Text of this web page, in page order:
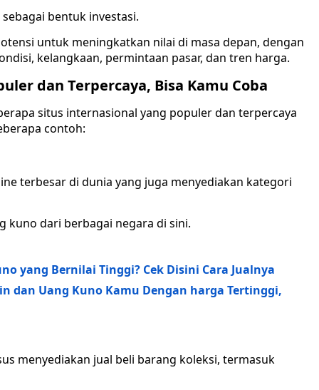
bentuk investasi.
untuk meningkatkan nilai di masa depan, dengan
kelangkaan, permintaan pasar, dan tren harga.
dan Terpercaya, Bisa Kamu Coba
situs internasional yang populer dan terpercaya
contoh:
terbesar di dunia yang juga menyediakan kategori
kuno dari berbagai negara di sini.
yang Bernilai Tinggi? Cek Disini Cara Jualnya
dan Uang Kuno Kamu Dengan harga Tertinggi,
menyediakan jual beli barang koleksi, termasuk